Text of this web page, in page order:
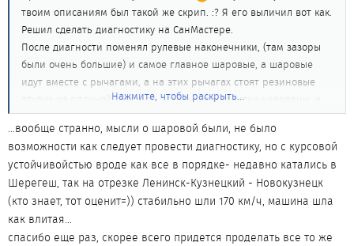
твоим описаниям был такой же скрип. :? Я его выличил вот как.
Решил сделать диагностику на СанМастере.
После диагности поменял рулевые наконечники, (там зазоры
были очень большие) и самое главное шаровые, а шаровые
идут вместе с рычагами, а на этих рычагах стоят резиновые
втулки из прочной, толсной резиты. Эти резитки наварены, а
на старых рычагах они высохли и чуть не снимались вообще
вот они то и скрипели.
После этого скрип похожий на твой ИСЧЕЗЛО! Ну и вообще
машина стала более управляемая, дорогу стала держать а до
этого по Московскому тракту в Барабинск ездил больше 110
разогнать не мог, как по маслу машину водит.
Ну вот и все, удачи!
Нажмите, чтобы раскрыть...
...вообще странно, мысли о шаровой были, не было
возможности как следует провести диагностику, но с курсовой
устойчивойстью вроде как все в порядке- недавно катались в
Шерегеш, так на отрезке Ленинск-Кузнецкий - Новокузнецк
(кто знает, тот оценит=)) стабильно шли 170 км/ч, машина шла
как влитая...
спасибо еще раз, скорее всего придется проделать все то же